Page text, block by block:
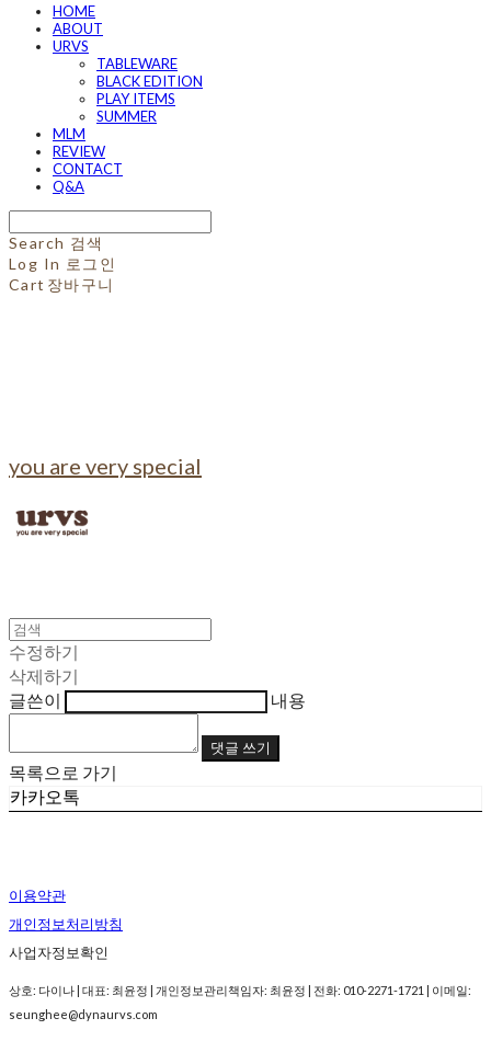
HOME
ABOUT
URVS
TABLEWARE
BLACK EDITION
PLAY ITEMS
SUMMER
MLM
REVIEW
CONTACT
Q&A
Search 검색
Log In 로그인
Cart 장바구니
you are very special
수정하기
삭제하기
글쓴이
내용
댓글 쓰기
목록으로 가기
카카오톡
이용약관
개인정보처리방침
사업자정보확인
상호: 다이나 | 대표: 최윤정 | 개인정보관리책임자: 최윤정 | 전화: 010-2271-1721 | 이메일:
seunghee@dynaurvs.com